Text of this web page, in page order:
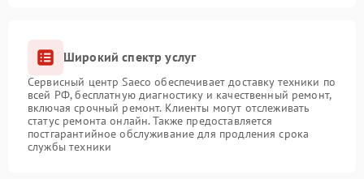
Широкий спектр услуг
Сервисный центр Saeco обеспечивает доставку техники по
всей РФ, бесплатную диагностику и качественный ремонт,
включая срочный ремонт. Клиенты могут отслеживать
статус ремонта онлайн. Также предоставляется
постгарантийное обслуживание для продления срока
службы техники